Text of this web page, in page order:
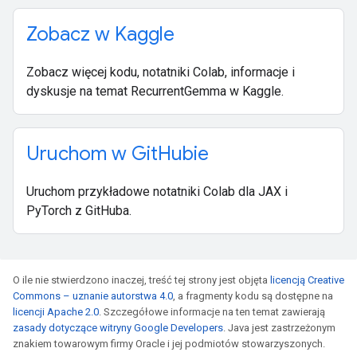
Zobacz w Kaggle
Zobacz więcej kodu, notatniki Colab, informacje i
dyskusje na temat RecurrentGemma w Kaggle.
Uruchom w GitHubie
Uruchom przykładowe notatniki Colab dla JAX i
PyTorch z GitHuba.
O ile nie stwierdzono inaczej, treść tej strony jest objęta licencją Creative
Commons – uznanie autorstwa 4.0, a fragmenty kodu są dostępne na
licencji Apache 2.0. Szczegółowe informacje na ten temat zawierają
zasady dotyczące witryny Google Developers. Java jest zastrzeżonym
znakiem towarowym firmy Oracle i jej podmiotów stowarzyszonych.